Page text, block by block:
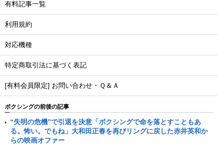
有料記事一覧
利用規約
対応機種
特定商取引法に基づく表記
[有料会員限定] お問い合わせ・Ｑ＆Ａ
ボクシングの前後の記事
“失明の危機”で引退を決意「ボクシングで命を落とすこともあ
る。怖い。でもね」大和田正春を再びリングに戻した赤井英和か
らの映画オファー